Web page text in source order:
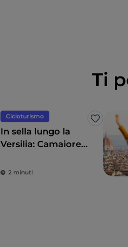
Ti
Cicloturismo
Like
In sella lungo la
Versilia: Camaiore,
dei Marmi e
2 minuti